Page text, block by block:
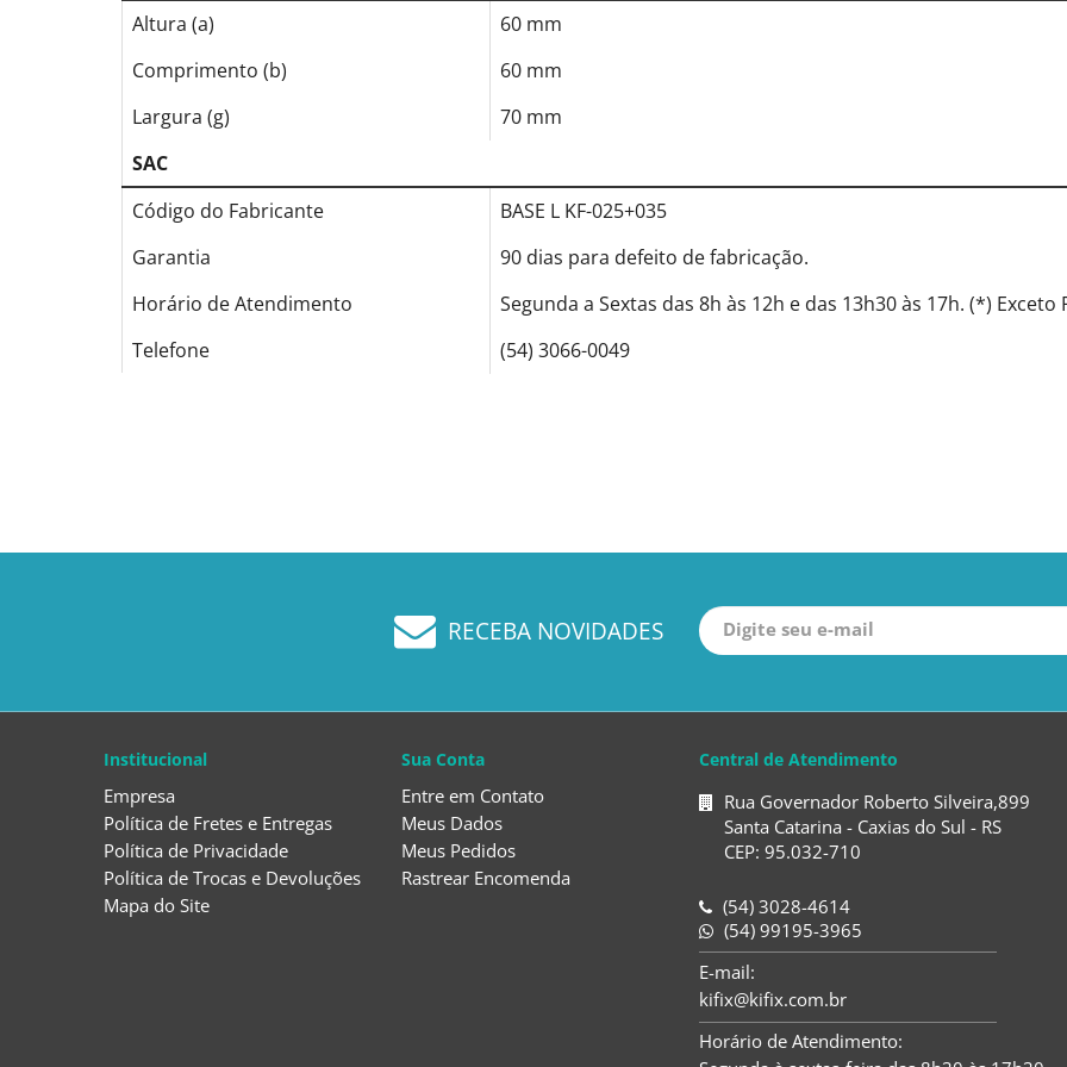
Altura (a)
60 mm
Comprimento (b)
60 mm
Largura (g)
70 mm
SAC
Código do Fabricante
BASE L KF-025+035
Garantia
90 dias para defeito de fabricação.
Horário de Atendimento
Segunda a Sextas das 8h às 12h e das 13h30 às 17h. (*) Exceto
Telefone
(54) 3066-0049
RECEBA NOVIDADES
Institucional
Empresa
Política de Fretes e Entregas
Política de Privacidade
Política de Trocas e Devoluções
Mapa do Site
Sua Conta
Entre em Contato
Meus Dados
Meus Pedidos
Rastrear Encomenda
Central de Atendimento
Rua Governador Roberto Silveira,899
Santa Catarina - Caxias do Sul - RS
CEP: 95.032-710
(54) 3028-4614
(54) 99195-3965
E-mail:
kifix@kifix.com.br
Horário de Atendimento: